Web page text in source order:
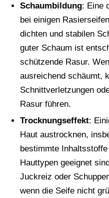
Schaumbildung: Eine
bei einigen
dichten und stabilen
guter Schaum ist
schützende Rasur.
ausreichend schäumt,
Schnittverletzungen
Rasur führen.
Trocknungseffekt:
Haut austrocknen,
bestimmte
Hauttypen geeignet
Juckreiz oder
wenn die Seife nicht